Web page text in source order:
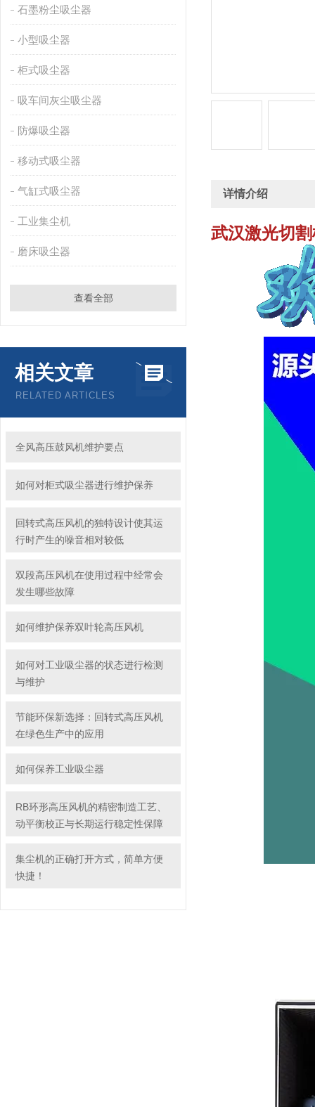
石墨粉尘吸尘器
小型吸尘器
柜式吸尘器
吸车间灰尘吸尘器
防爆吸尘器
移动式吸尘器
气缸式吸尘器
工业集尘机
磨床吸尘器
查看全部
相关文章
RELATED ARTICLES
全风高压鼓风机维护要点
如何对柜式吸尘器进行维护保养
回转式高压风机的独特设计使其运
行时产生的噪音相对较低
双段高压风机在使用过程中经常会
发生哪些故障
如何维护保养双叶轮高压风机
如何对工业吸尘器的状态进行检测
与维护
节能环保新选择：回转式高压风机
在绿色生产中的应用
如何保养工业吸尘器
RB环形高压风机的精密制造工艺、
动平衡校正与长期运行稳定性保障
集尘机的正确打开方式，简单方便
快捷！
详情介绍
武汉激光切